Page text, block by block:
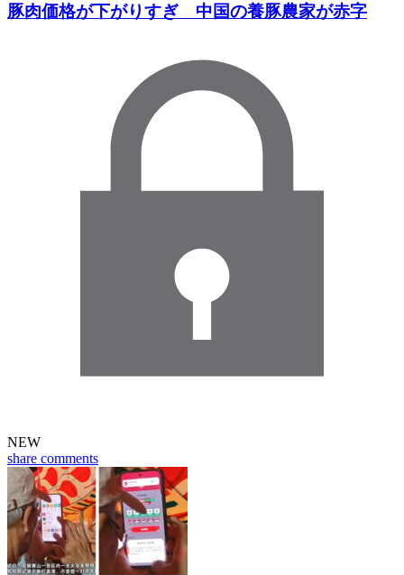
豚肉価格が下がりすぎ 中国の養豚農家が赤字
NEW
share comments